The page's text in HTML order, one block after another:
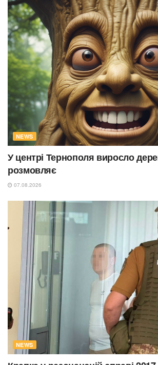
NEWS
У центрі Тернополя виросло
розмовляє
07.08.2026
NEWS